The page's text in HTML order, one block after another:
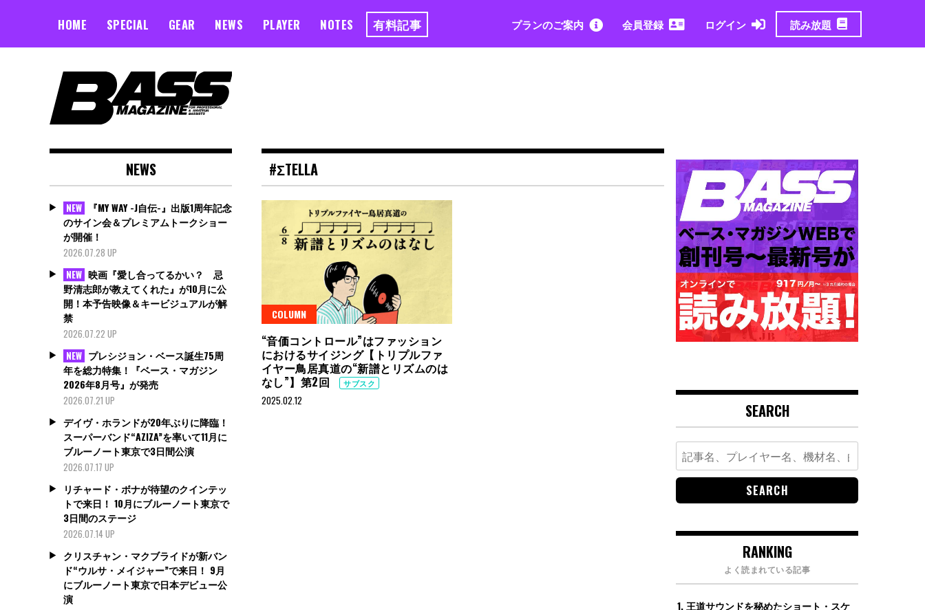
HOME SPECIAL GEAR NEWS PLAYER NOTES 有料記事 プランのご案内 会員登録 ログイン 読み放題
#ΣTELLA
COLUMN
“音価コントロール”はファッション
におけるサイジング【トリプルファ
イヤー鳥居真道の“新譜とリズムのは
なし”】第2回
サブスク
2025.02.12
NEWS
NEW
『MY WAY -J自伝-』出版1周年記念
のサイン会＆プレミアムトークショー
が開催！
2026.07.28 UP
NEW 映画『愛し合ってるかい？ 忌
野清志郎が教えてくれた』が10月に公
開！本予告映像＆キービジュアルが解
禁
2026.07.22 UP
NEW プレシジョン・ベース誕生75周
年を総力特集！『ベース・マガジン
2026年8月号』が発売
2026.07.21 UP
デイヴ・ホランドが20年ぶりに降臨！
スーパーバンド“AZIZA”を率いて11月に
ブルーノート東京で3日間公演
2026.07.17 UP
リチャード・ボナが待望のクインテッ
トで来日！ 10月にブルーノート東京で
3日間のステージ
2026.07.14 UP
クリスチャン・マクブライドが新バン
ド“ウルサ・メイジャー”で来日！ 9月
にブルーノート東京で日本デビュー公
演
SEARCH
Search
for:
RANKING
よく読まれている記事
王道サウンドを秘めたショート・スケ